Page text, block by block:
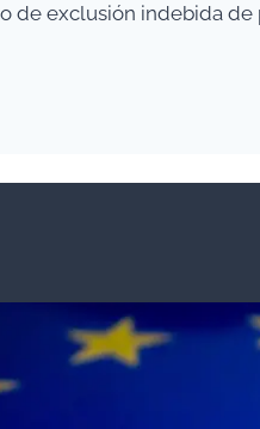
de exclusión indebida